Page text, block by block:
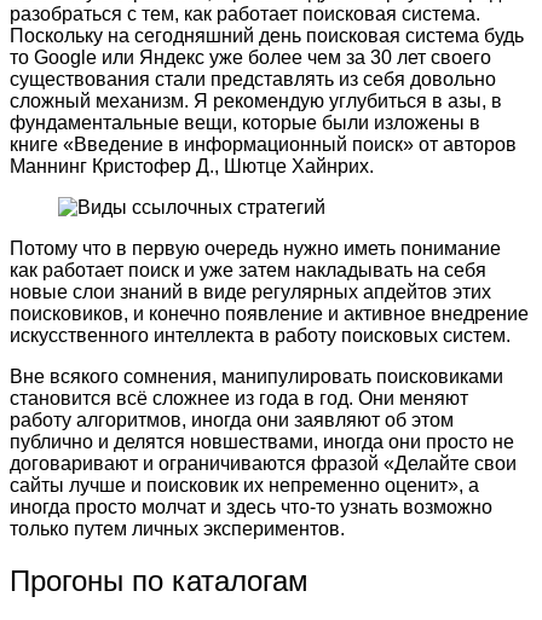
разобраться с тем, как работает поисковая система.
Поскольку на сегодняшний день поисковая система будь
то Google или Яндекс уже более чем за 30 лет своего
существования стали представлять из себя довольно
сложный механизм. Я рекомендую углубиться в азы, в
фундаментальные вещи, которые были изложены в
книге «Введение в информационный поиск» от авторов
Маннинг Кристофер Д., Шютце Хайнрих.
Потому что в первую очередь нужно иметь понимание
как работает поиск и уже затем накладывать на себя
новые слои знаний в виде регулярных апдейтов этих
поисковиков, и конечно появление и активное внедрение
искусственного интеллекта в работу поисковых систем.
Вне всякого сомнения, манипулировать поисковиками
становится всё сложнее из года в год. Они меняют
работу алгоритмов, иногда они заявляют об этом
публично и делятся новшествами, иногда они просто не
договаривают и ограничиваются фразой «Делайте свои
сайты лучше и поисковик их непременно оценит», а
иногда просто молчат и здесь что-то узнать возможно
только путем личных экспериментов.
Прогоны по каталогам